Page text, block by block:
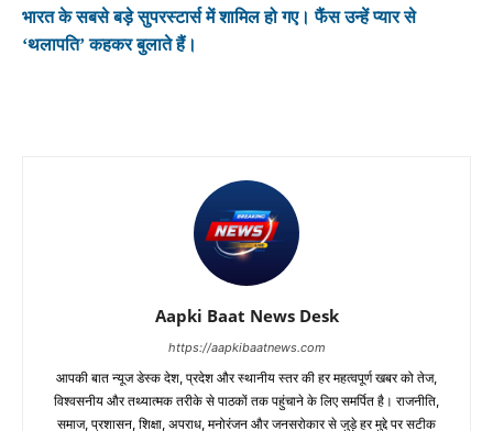
भारत के सबसे बड़े सुपरस्टार्स में शामिल हो गए। फैंस उन्हें प्यार से
‘थलापति’ कहकर बुलाते हैं।
Aapki Baat News Desk
https://aapkibaatnews.com
आपकी बात न्यूज डेस्क देश, प्रदेश और स्थानीय स्तर की हर महत्वपूर्ण खबर को तेज,
विश्वसनीय और तथ्यात्मक तरीके से पाठकों तक पहुंचाने के लिए समर्पित है। राजनीति,
समाज, प्रशासन, शिक्षा, अपराध, मनोरंजन और जनसरोकार से जुड़े हर मुद्दे पर सटीक